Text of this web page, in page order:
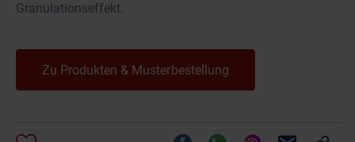
Granulationseffekt.
Zu Produkten & Musterbestellung